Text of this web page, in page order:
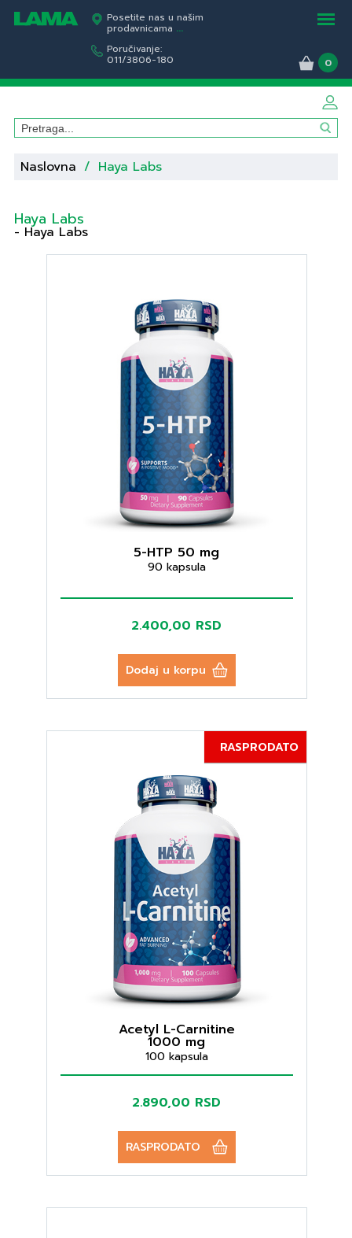
Posetite nas u našim
prodavnicama ...
Poručivanje:
011/3806-180 0
Naslovna / Haya Labs
Haya Labs
- Haya Labs
5-HTP 50 mg
90 kapsula
2.400,00 RSD
Dodaj u korpu
RASPRODATO
Acetyl L-Carnitine
1000 mg
100 kapsula
2.890,00 RSD
RASPRODATO